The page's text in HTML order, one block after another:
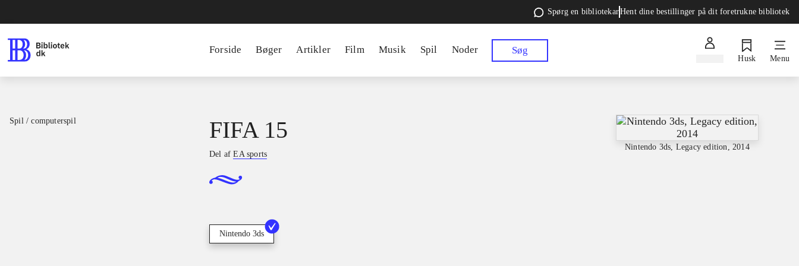
Spørg en bibliotekarHent dine bestillinger på dit foretrukne bibliotek
Forside Bøger Artikler Film Musik Spil Noder Søg
Husk Menu
Spil / computerspil
Nintendo 3ds, Legacy edition, 2014
FIFA 15
Del afEA sports
Nintendo 3ds